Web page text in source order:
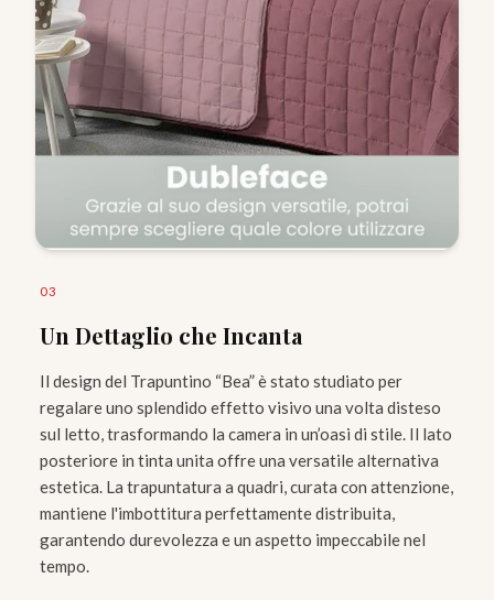
03
Un Dettaglio che Incanta
Il design del Trapuntino “Bea” è stato studiato per
regalare uno splendido effetto visivo una volta disteso
sul letto, trasformando la camera in un’oasi di stile. Il lato
posteriore in tinta unita offre una versatile alternativa
estetica. La trapuntatura a quadri, curata con attenzione,
mantiene l'imbottitura perfettamente distribuita,
garantendo durevolezza e un aspetto impeccabile nel
tempo.